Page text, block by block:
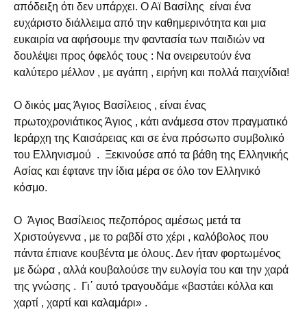
απόδειξη ότι δεν υπάρχει. Ο Αϊ Βασίλης είναι ένα
ευχάριστο διάλλειμα από την καθημερινότητα και μια
ευκαιρία να αφήσουμε την φαντασία των παιδιών να
δουλέψει προς όφελός τους : Να ονειρευτούν ένα
καλύτερο μέλλον , με αγάπη , ειρήνη και πολλά παιχνίδια!
Ο δικός μας Άγιος Βασίλειος , είναι ένας
πρωτοχρονιάτικος Άγιος , κάτι ανάμεσα στον πραγματικό
Ιεράρχη της Καισάρειας και σε ένα πρόσωπο συμβολικό
του Ελληνισμού . Ξεκινούσε από τα βάθη της Ελληνικής
Ασίας και έφτανε την ίδια μέρα σε όλο τον Ελληνικό
κόσμο.
Ο Άγιος Βασίλειος πεζοπόρος αμέσως μετά τα
Χριστούγεννα , με το ραβδί στο χέρι , καλόβολος που
πάντα έπιανε κουβέντα με όλους. Δεν ήταν φορτωμένος
με δώρα , αλλά κουβαλούσε την ευλογία του και την χαρά
της γνώσης . Γι΄ αυτό τραγουδάμε «βαστάει κόλλα και
χαρτί , χαρτί και καλαμάρι» .